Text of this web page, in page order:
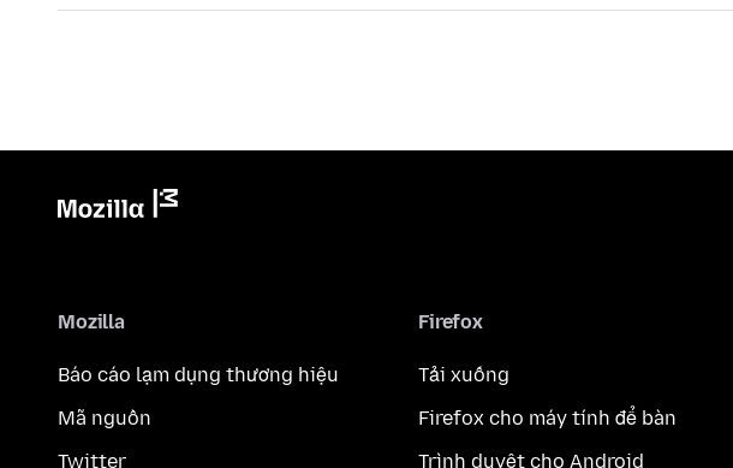
Mozilla
Báo cáo lạm dụng thương hiệu
Mã nguồn
Twitter
Firefox
Tải xuống
Firefox cho máy tính để bàn
Trình duyệt cho Android